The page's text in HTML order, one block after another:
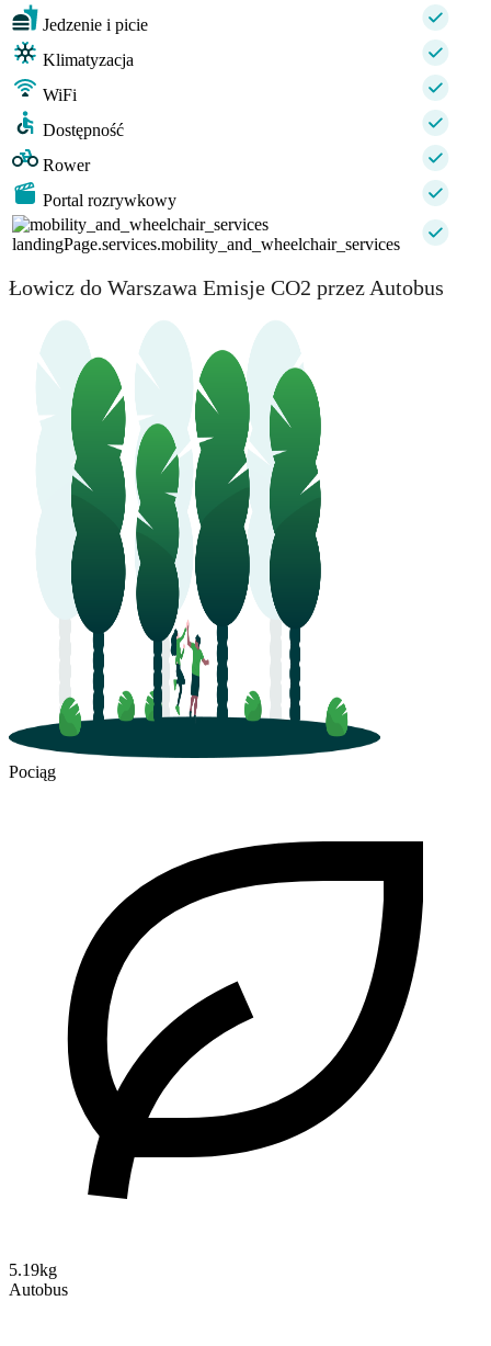
Jedzenie i picie
Klimatyzacja
WiFi
Dostępność
Rower
Portal rozrywkowy
landingPage.services.mobility_and_wheelchair_services
Łowicz do Warszawa Emisje CO2 przez Autobus
Pociąg
5.19kg
Autobus